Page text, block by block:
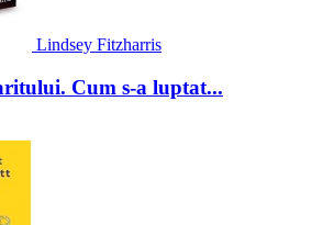
Lindsey Fitzharris
Cum s-a luptat...